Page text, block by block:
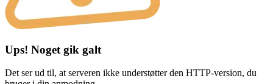
Ups! Noget gik galt
Det ser ud til, at serveren ikke understøtter den HTTP-version, du